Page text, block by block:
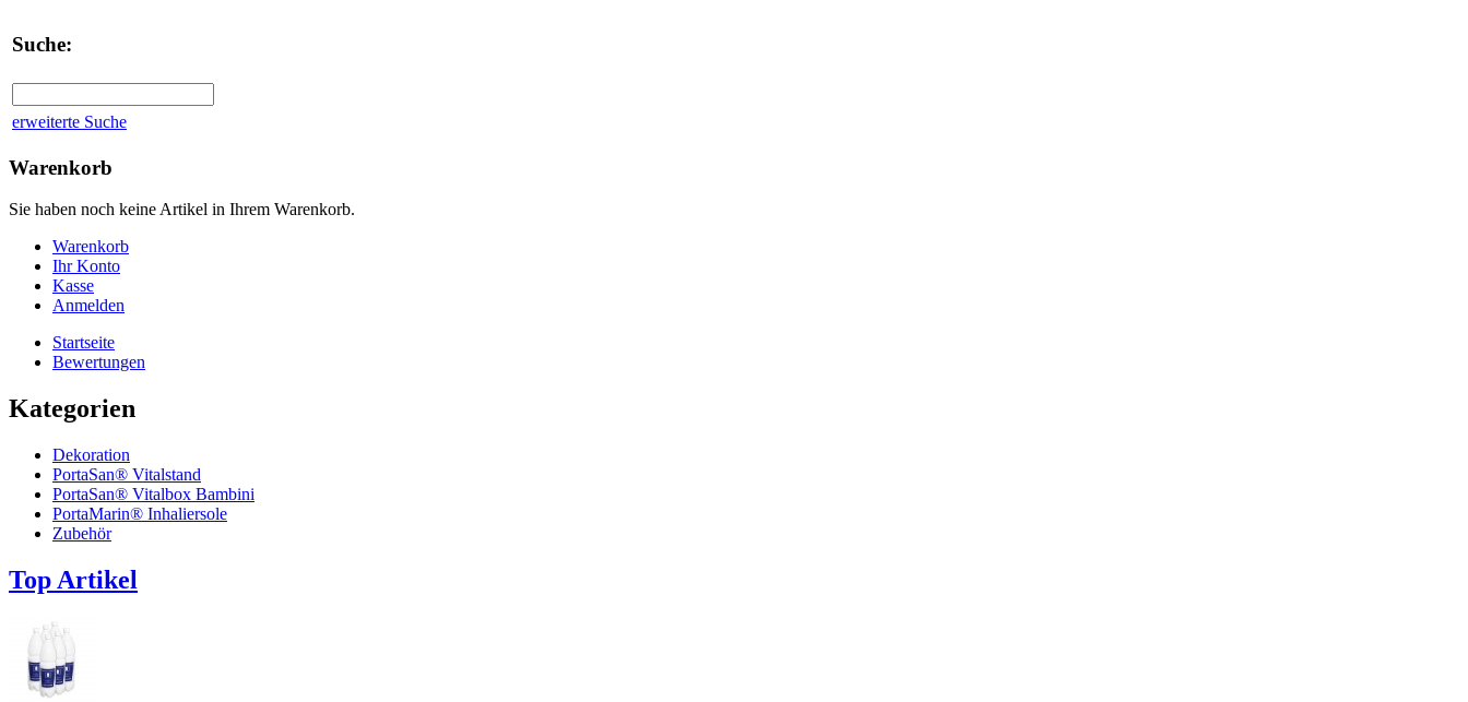
Suche:
erweiterte Suche
Warenkorb
Sie haben noch keine Artikel in Ihrem Warenkorb.
Warenkorb
Ihr Konto
Kasse
Anmelden
Startseite
Bewertungen
Kategorien
Dekoration
PortaSan® Vitalstand
PortaSan® Vitalbox Bambini
PortaMarin® Inhaliersole
Zubehör
Top Artikel